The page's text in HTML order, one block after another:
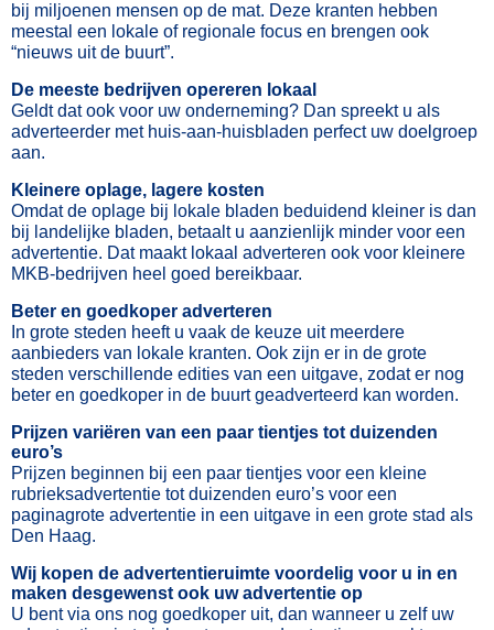
bij miljoenen mensen op de mat. Deze kranten hebben
meestal een lokale of regionale focus en brengen ook
“nieuws uit de buurt”.
De meeste bedrijven opereren lokaal
Geldt dat ook voor uw onderneming? Dan spreekt u als
adverteerder met huis-aan-huisbladen perfect uw doelgroep
aan.
Kleinere oplage, lagere kosten
Omdat de oplage bij lokale bladen beduidend kleiner is dan
bij landelijke bladen, betaalt u aanzienlijk minder voor een
advertentie. Dat maakt lokaal adverteren ook voor kleinere
MKB-bedrijven heel goed bereikbaar.
Beter en goedkoper adverteren
In grote steden heeft u vaak de keuze uit meerdere
aanbieders van lokale kranten. Ook zijn er in de grote
steden verschillende edities van een uitgave, zodat er nog
beter en goedkoper in de buurt geadverteerd kan worden.
Prijzen variëren van een paar tientjes tot duizenden
euro’s
Prijzen beginnen bij een paar tientjes voor een kleine
rubrieksadvertentie tot duizenden euro’s voor een
paginagrote advertentie in een uitgave in een grote stad als
Den Haag.
Wij kopen de advertentieruimte voordelig voor u in en
maken desgewenst ook uw advertentie op
U bent via ons nog goedkoper uit, dan wanneer u zelf uw